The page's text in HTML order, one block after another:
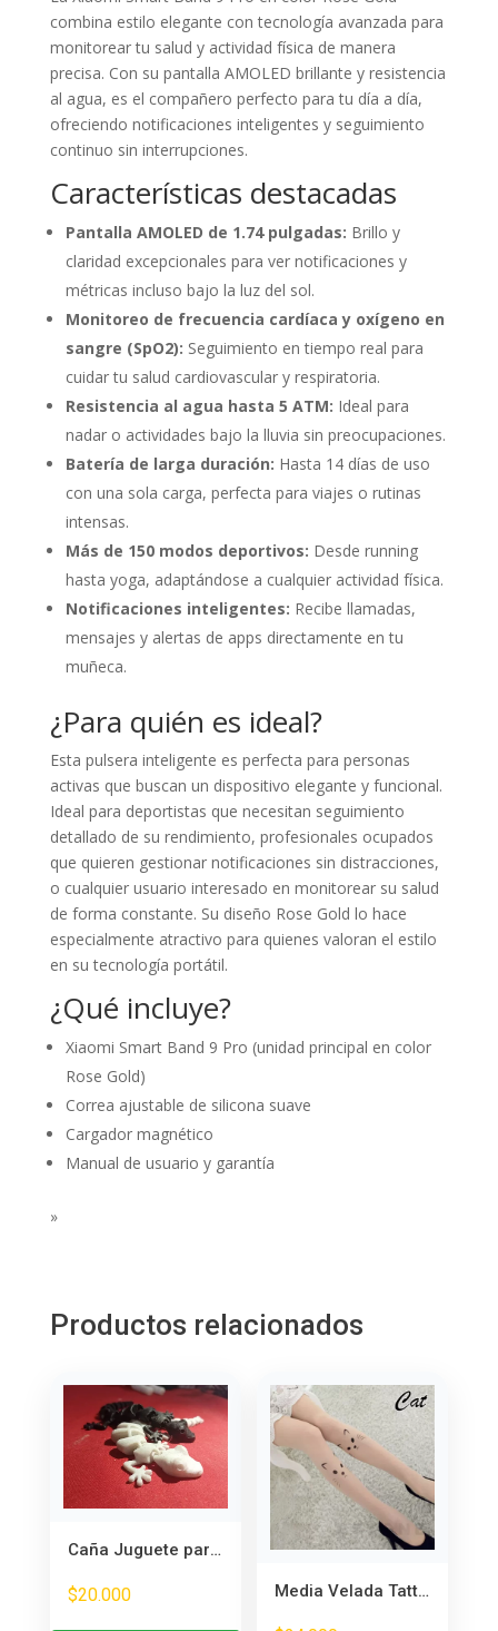
combina estilo elegante con tecnología avanzada para
monitorear tu salud y actividad física de manera
precisa. Con su pantalla AMOLED brillante y resistencia
al agua, es el compañero perfecto para tu día a día,
ofreciendo notificaciones inteligentes y seguimiento
continuo sin interrupciones.
Características destacadas
Pantalla AMOLED de 1.74 pulgadas: Brillo y
claridad excepcionales para ver notificaciones y
métricas incluso bajo la luz del sol.
Monitoreo de frecuencia cardíaca y oxígeno en
sangre (SpO2): Seguimiento en tiempo real para
cuidar tu salud cardiovascular y respiratoria.
Resistencia al agua hasta 5 ATM: Ideal para
nadar o actividades bajo la lluvia sin preocupaciones.
Batería de larga duración: Hasta 14 días de uso
con una sola carga, perfecta para viajes o rutinas
intensas.
Más de 150 modos deportivos: Desde running
hasta yoga, adaptándose a cualquier actividad física.
Notificaciones inteligentes: Recibe llamadas,
mensajes y alertas de apps directamente en tu
muñeca.
¿Para quién es ideal?
Esta pulsera inteligente es perfecta para personas
activas que buscan un dispositivo elegante y funcional.
Ideal para deportistas que necesitan seguimiento
detallado de su rendimiento, profesionales ocupados
que quieren gestionar notificaciones sin distracciones,
o cualquier usuario interesado en monitorear su salud
de forma constante. Su diseño Rose Gold lo hace
especialmente atractivo para quienes valoran el estilo
en su tecnología portátil.
¿Qué incluye?
Xiaomi Smart Band 9 Pro (unidad principal en color
Rose Gold)
Correa ajustable de silicona suave
Cargador magnético
Manual de usuario y garantía
»
Productos relacionados
Caña Juguete para Gatos con Lagartija – Divertido y Estimulante para Mascotas
$20.000 Media Velada Tattoo Diferentes Motivos – Ideal para Disfraces y Cosplay